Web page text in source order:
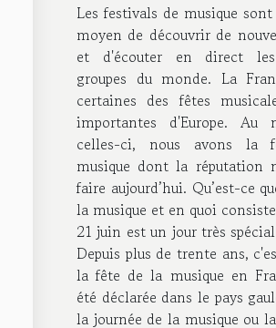
Les festivals de musique
moyen de découvrir de
et d'écouter en direct
groupes du monde. La
certaines des fêtes
importantes d'Europe. Au
celles-ci, nous avons la
musique dont la réputation
faire aujourd’hui. Qu’est-ce
la musique et en quoi
21 juin est un jour très
Depuis plus de trente ans,
la fête de la musique en
été déclarée dans le pays
la journée de la musique ou